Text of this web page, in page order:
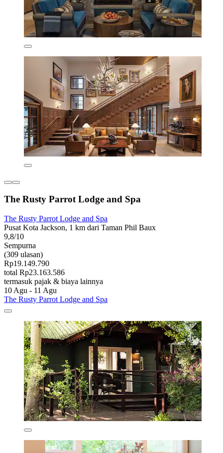
The Rusty Parrot Lodge and Spa
The Rusty Parrot Lodge and Spa
Pusat Kota Jackson, 1 km dari Taman Phil Baux
9,8/10
Sempurna
(309 ulasan)
Rp19.149.790
total Rp23.163.586
termasuk pajak & biaya lainnya
10 Agu - 11 Agu
The Rusty Parrot Lodge and Spa